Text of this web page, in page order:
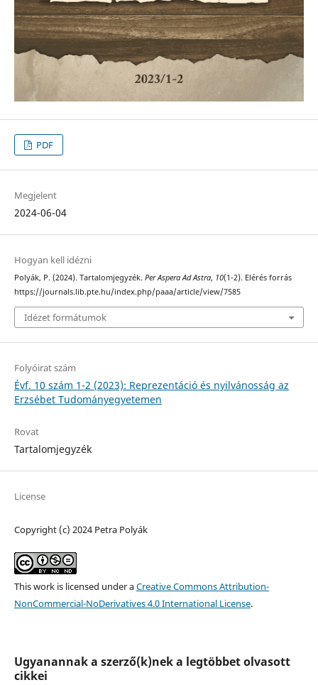
PDF
Megjelent
2024-06-04
Hogyan kell idézni
Polyák, P. (2024). Tartalomjegyzék. Per Aspera Ad Astra, 10(1-2). Elérés forrás
https://journals.lib.pte.hu/index.php/paaa/article/view/7585
Idézet formátumok
Folyóirat szám
Évf. 10 szám 1-2 (2023): Reprezentáció és nyilvánosság az
Erzsébet Tudományegyetemen
Rovat
Tartalomjegyzék
License
Copyright (c) 2024 Petra Polyák
This work is licensed under aCreative Commons Attribution-
NonCommercial-NoDerivatives 4.0 International License.
Ugyanannak a szerző(k)nek a legtöbbet olvasott
cikkei